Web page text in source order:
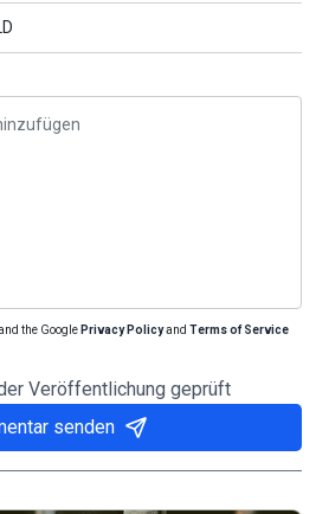
the Google Privacy Policyand Terms of Service
Veröffentlichung geprüft
senden